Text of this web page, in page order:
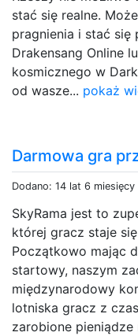
stać się realne.
pragnienia i stać
Drakensang Online
kosmicznego w
od wasze... pokaż
Darmowa gra
Dodano: 14 lat 6 miesięcy
SkyRama jest to
której gracz staje
Początkowo mając
startowy, naszym
międzynarodowy
lotniska gracz z
zarobione